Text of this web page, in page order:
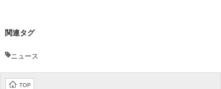
関連タグ
ニュース
TOP